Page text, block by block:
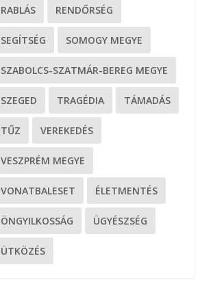
RABLÁS RENDŐRSÉG
SEGÍTSÉG SOMOGY MEGYE
SZABOLCS-SZATMÁR-BEREG MEGYE
SZEGED TRAGÉDIA TÁMADÁS
TŰZ VEREKEDÉS
VESZPRÉM MEGYE
VONATBALESET ÉLETMENTÉS
ÖNGYILKOSSÁG ÜGYÉSZSÉG
ÜTKÖZÉS